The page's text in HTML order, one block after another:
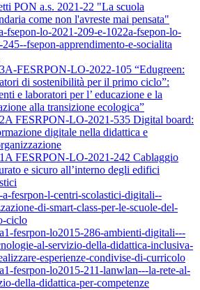
PON a.s. 2021-22 "La scuola
come non l'avreste mai pensata"
fsepon-lo-2021-209-e-1022a-fsepon-lo-
245--fsepon-apprendimento-e-socialita
FESRPON-LO-2022-105 “Edugreen:
di sostenibilità per il primo ciclo”:
e laboratori per l’ educazione e la
alla transizione ecologica”
FESRPON-LO-2021-535 Digital board:
digitale nella didattica e
FESRPON-LO-2021-242 Cablaggio
e sicuro all’interno degli edifici
a-fesrpon-l-centri-scolastici-digitali--
di-smart-class-per-le-scuole-del-
ciclo
fesrpon-lo2015-286-ambienti-digitali---
al-servizio-della-didattica-inclusiva-
esperienze-condivise-di-curricolo
fesrpon-lo2015-211-lanwlan---la-rete-al-
della-didattica-per-competenze